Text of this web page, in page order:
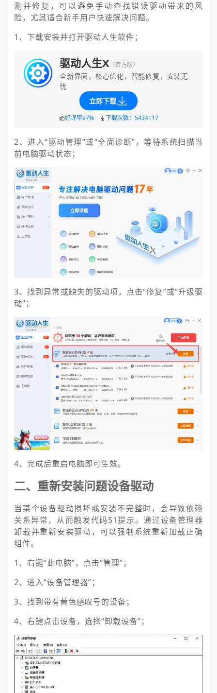
测并修复，可以避免手动查找错误驱动带来的风
险，尤其适合新手用户快速解决问题。
1、下载安装并打开驱动人生软件；
驱动人生X （官方版）
全新界面，核心优化，智能修复，安装无
忧
立即下载
好评率97% 下载次数：5434117
2、进入“驱动管理”或“全面诊断”，等待系统扫描当
前电脑驱动状态；
3、找到异常或缺失的驱动项，点击“修复”或“升级驱
动”；
4、完成后重启电脑即可生效。
二、重新安装问题设备驱动
当某个设备驱动损坏或安装不完整时，会导致依赖
关系异常，从而触发代码51提示。通过设备管理器
卸载并重新安装驱动，可以强制系统重新加载正确
组件。
1、右键“此电脑”，点击“管理”；
2、进入“设备管理器”；
3、找到带有黄色感叹号的设备；
4、右键点击设备，选择“卸载设备”；